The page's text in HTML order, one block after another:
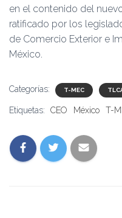
en el contenido del
ratificado por los
de Comercio Exterior e
México.
Categorías: T-MEC
Etiquetas: CEO México T-